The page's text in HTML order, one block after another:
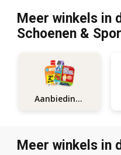
Meer winkels in
Schoenen &
Aanbiedingen
Meer winkels in